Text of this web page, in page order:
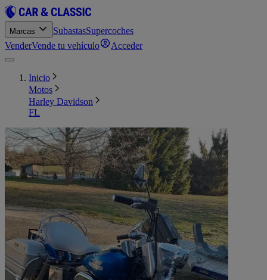
Marcas SubastasSupercoches
VenderVende tu vehículo Acceder
Inicio
Motos
Harley Davidson
FL